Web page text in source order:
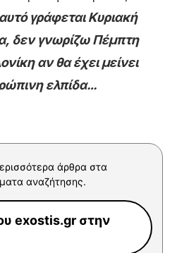
γράφεται Κυριακή
δεν γνωρίζω Πέμπτη
αν θα έχει μείνει
ελπίδα…
άρθρα στα
αναζήτησης.
exostis.gr στην